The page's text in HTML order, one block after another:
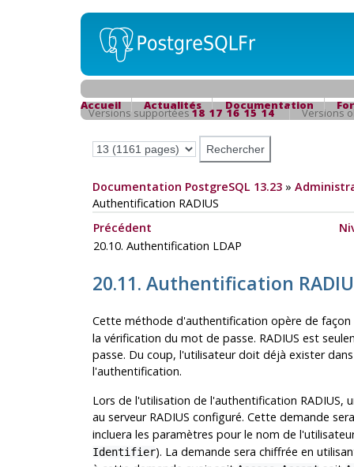
Accueil Actualités Documentation
Versions supportées18 17 16 15 14 Versions
Documentation PostgreSQL 13.23»
Authentification RADIUS
Précédent
20.10. Authentification LDAP
20.11. Authentification
Cette méthode d'authentification opère de façon
la vérification du mot de passe. RADIUS est
passe. Du coup, l'utilisateur doit déjà exister
l'authentification.
Lors de l'utilisation de l'authentification RADIUS,
au serveur RADIUS configuré. Cette demande
incluera les paramètres pour le nom de
Identifier). La demande sera chiffrée en